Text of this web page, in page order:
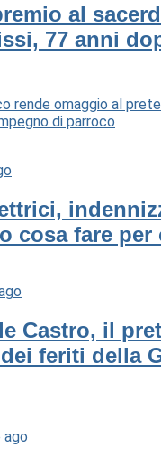
al
77 anni
rende omaggio al
di parroco
cosa fare per
Castro, il
feriti della